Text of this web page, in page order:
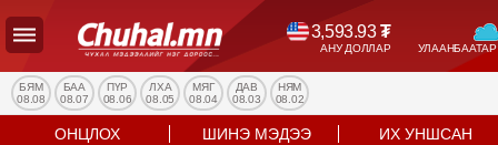
3,593.93₮
АНУ ДОЛЛАР
УЛС
ТӨР
НИЙГЭМ
БЯМ
08.08
БАА
08.07
ПҮР
08.06
ЛХА
08.05
МЯГ
08.04
ДАВ
08.03
НЯМ
08.02
ОНЦЛОХ ШИНЭ МЭДЭЭ ИХ УНШСАН